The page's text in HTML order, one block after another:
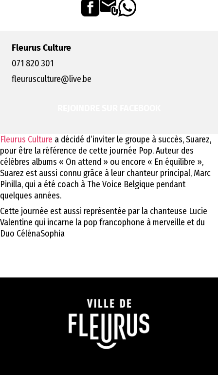
Fleurus Culture a décidé d’inviter le groupe à succès, Suarez,
pour être la référence de cette journée Pop. Auteur des
célèbres albums « On attend » ou encore « En équilibre »,
Suarez est aussi connu grâce à leur chanteur principal, Marc
Pinilla, qui a été coach à The Voice Belgique pendant
quelques années.
Cette journée est aussi représentée par la chanteuse Lucie
Valentine qui incarne la pop francophone à merveille et du
Duo CélénaSophia
Fleurus Culture
071 820 301
fleurusculture@live.be